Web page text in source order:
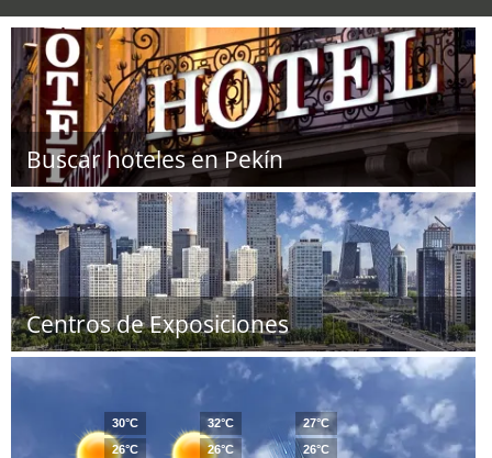
Buscar hoteles en Pekín
Centros de Exposiciones
30°C
26°C
32°C
26°C
27°C
26°C